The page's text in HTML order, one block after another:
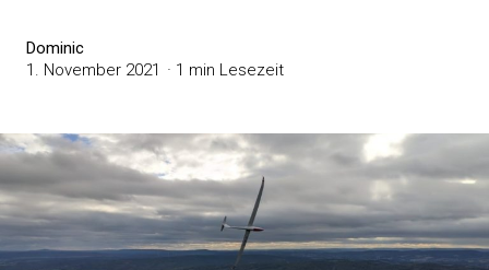
Dominic
1. November 2021
1 min Lesezeit